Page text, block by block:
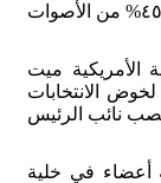
الأمريكية ميت
الانتخابات
أعضاء في خلية